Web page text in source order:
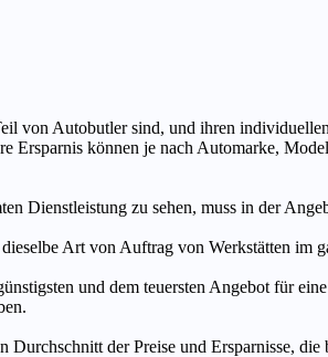
von Autobutler sind, und ihren
können je nach Automarke,
Dienstleistung zu sehen, muss in der
Art von Auftrag von Werkstätten im
und dem teuersten Angebot für
der Preise und Ersparnisse, die